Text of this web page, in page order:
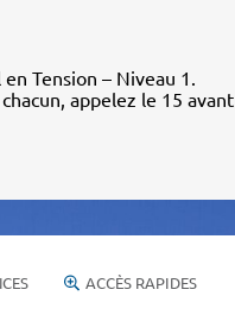
Tension – Niveau 1.
appelez le 15 avant
ACCÈS RAPIDES